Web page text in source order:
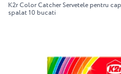
K2r Color Catcher Servetele pentru
spalat 10 bucati